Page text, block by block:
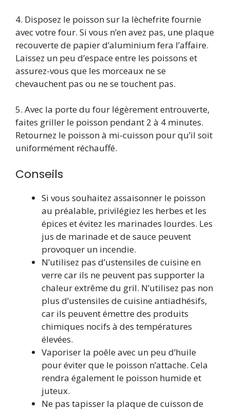
4. Disposez le poisson sur la lèchefrite fournie
avec votre four. Si vous n’en avez pas, une plaque
recouverte de papier d’aluminium fera l’affaire.
Laissez un peu d’espace entre les poissons et
assurez-vous que les morceaux ne se
chevauchent pas ou ne se touchent pas.
5. Avec la porte du four légèrement entrouverte,
faites griller le poisson pendant 2 à 4 minutes.
Retournez le poisson à mi-cuisson pour qu’il soit
uniformément réchauffé.
Conseils
Si vous souhaitez assaisonner le poisson
au préalable, privilégiez les herbes et les
épices et évitez les marinades lourdes. Les
jus de marinade et de sauce peuvent
provoquer un incendie.
N’utilisez pas d’ustensiles de cuisine en
verre car ils ne peuvent pas supporter la
chaleur extrême du gril. N’utilisez pas non
plus d’ustensiles de cuisine antiadhésifs,
car ils peuvent émettre des produits
chimiques nocifs à des températures
élevées.
Vaporiser la poêle avec un peu d’huile
pour éviter que le poisson n’attache. Cela
rendra également le poisson humide et
juteux.
Ne pas tapisser la plaque de cuisson de